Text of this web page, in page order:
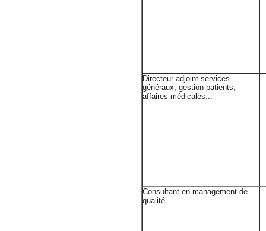
Directeur adjoint services
généraux, gestion patients,
affaires médicales...
Consultant en management de
qualité